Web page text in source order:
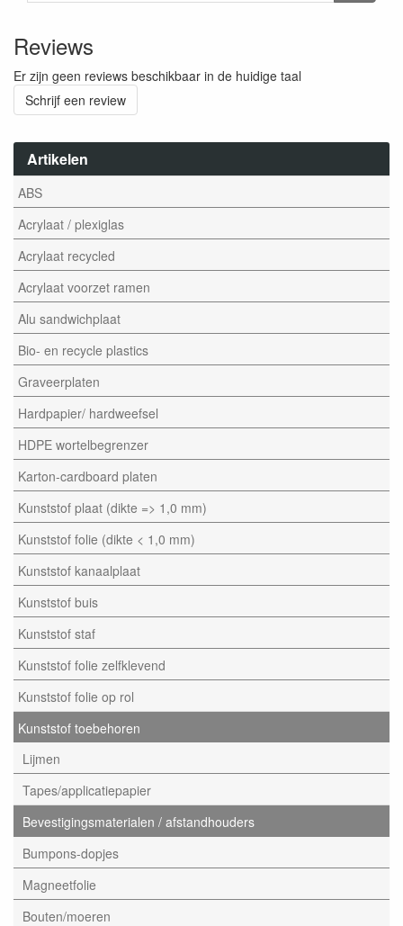
Artikelen
ABS
Acrylaat / plexiglas
Acrylaat recycled
Acrylaat voorzet ramen
Alu sandwichplaat
Bio- en recycle plastics
Graveerplaten
Hardpapier/ hardweefsel
HDPE wortelbegrenzer
Karton-cardboard platen
Kunststof plaat (dikte => 1,0 mm)
Kunststof folie (dikte < 1,0 mm)
Kunststof kanaalplaat
Kunststof buis
Kunststof staf
Kunststof folie zelfklevend
Kunststof folie op rol
Kunststof toebehoren
Lijmen
Tapes/applicatiepapier
Bevestigingsmaterialen / afstandhouders
Bumpons-dopjes
Magneetfolie
Bouten/moeren
Reviews
Er zijn geen reviews beschikbaar in de huidige taal
Schrijf een review